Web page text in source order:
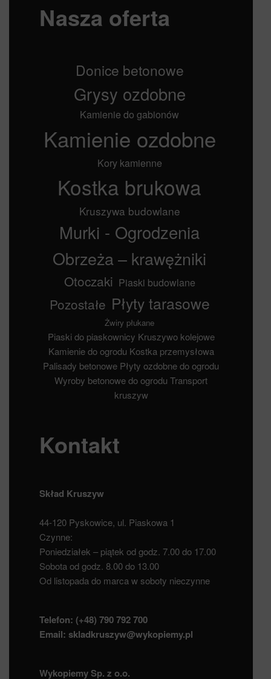
Nasza oferta
Donice betonowe
Grysy ozdobne
Kamienie do gabionów
Kamienie ozdobne
Kory kamienne
Kostka brukowa
Kruszywa budowlane
Murki - Ogrodzenia
Obrzeża – krawężniki
Otoczaki Piaski budowlane
Pozostałe Płyty tarasowe
Żwiry płukane
Piaski do piaskownicy Kruszywo kolejowe
Kamienie do ogrodu Kostka przemysłowa
Palisady betonowe Płyty ozdobne do ogrodu
Wyroby betonowe do ogrodu Transport
kruszyw
Kontakt
Skład Kruszyw
44-120 Pyskowice, ul. Piaskowa 1
Czynne:
Poniedziałek – piątek od godz. 7.00 do 17.00
Sobota od godz. 8.00 do 13.00
Od listopada do marca w soboty nieczynne
Telefon: (+48) 790 792 700
Email: skladkruszyw@wykopiemy.pl
Wykopiemy Sp. z o.o.